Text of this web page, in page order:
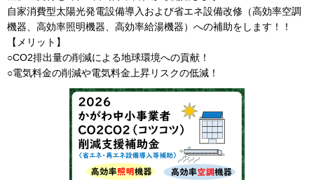
自家消費型太陽光発電設備導入および省エネ設備改修（高効率空調
機器、高効率照明機器、高効率給湯機器）への補助をします！！
【メリット】
○CO2排出量の削減による地球環境への貢献！
○電気料金の削減や電気料金上昇リスクの低減！